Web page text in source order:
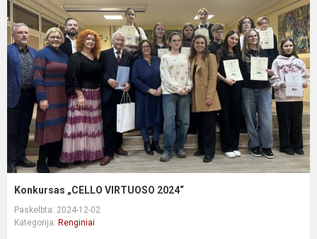
Konkursas „CELLO VIRTUOSO 2024“
Paskelbta: 2024-12-02
Kategorija: Renginiai